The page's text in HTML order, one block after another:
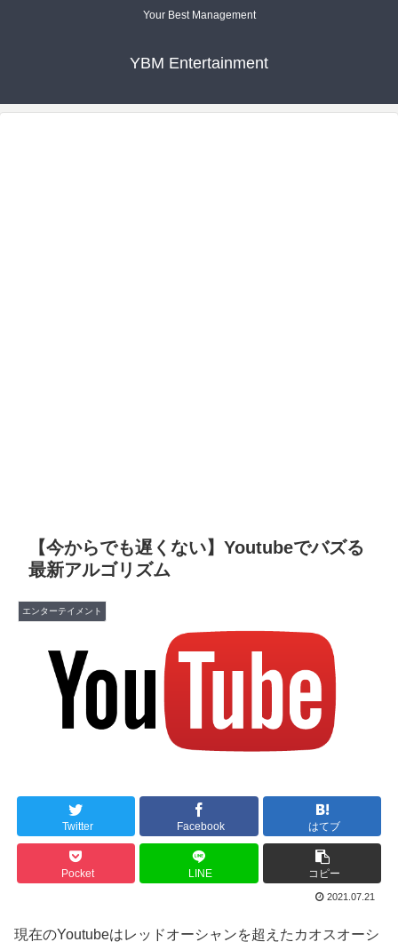
Your Best Management
YBM Entertainment
【今からでも遅くない】Youtubeでバズる
最新アルゴリズム
エンターテイメント
Twitter Facebook はてブ
Pocket LINE コピー
2021.07.21
現在のYoutubeはレッドオーシャンを超えたカオスオーシ